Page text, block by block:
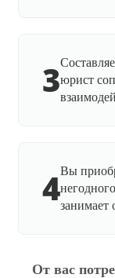
3юрист
4Вы
занимает
От вас